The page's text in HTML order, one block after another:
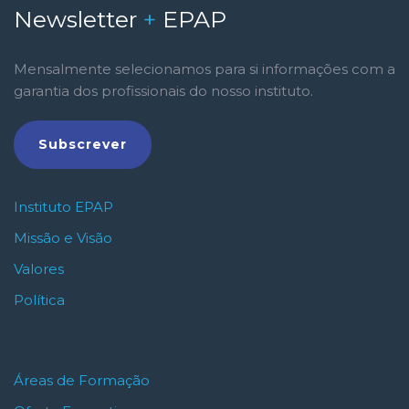
Newsletter + EPAP
Mensalmente selecionamos para si informações com a
garantia dos profissionais do nosso instituto.
Subscrever
Instituto EPAP
Missão e Visão
Valores
Política
Áreas de Formação